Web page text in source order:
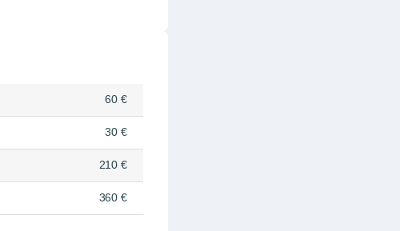
60 €
30 €
210 €
360 €